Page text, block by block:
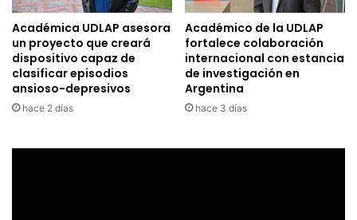
Académica UDLAP asesora
un proyecto que creará
dispositivo capaz de
clasificar episodios
ansioso-depresivos
hace 2 días
Académico de la UDLAP
fortalece colaboración
internacional con estancia
de investigación en
Argentina
hace 3 días